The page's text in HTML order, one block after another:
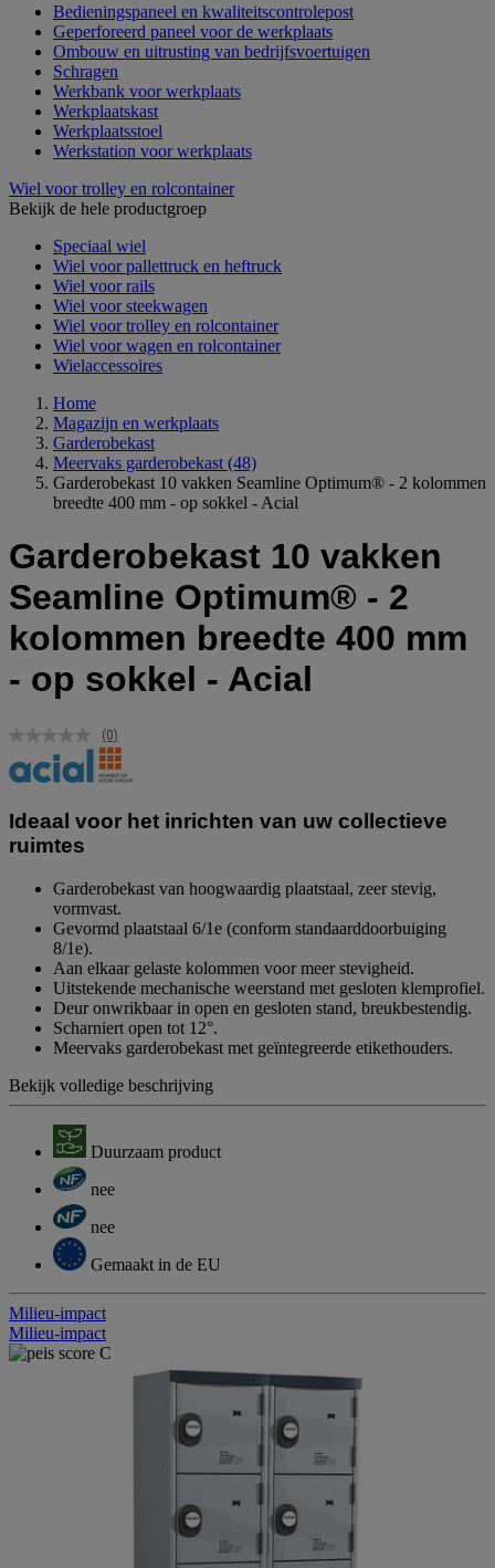
Bedieningspaneel en kwaliteitscontrolepost
Geperforeerd paneel voor de werkplaats
Ombouw en uitrusting van bedrijfsvoertuigen
Schragen
Werkbank voor werkplaats
Werkplaatskast
Werkplaatsstoel
Werkstation voor werkplaats
Wiel voor trolley en rolcontainer
Bekijk de hele productgroep
Speciaal wiel
Wiel voor pallettruck en heftruck
Wiel voor rails
Wiel voor steekwagen
Wiel voor trolley en rolcontainer
Wiel voor wagen en rolcontainer
Wielaccessoires
Home
Magazijn en werkplaats
Garderobekast
Meervaks garderobekast (48)
Garderobekast 10 vakken Seamline Optimum® - 2 kolommen
breedte 400 mm - op sokkel - Acial
Garderobekast 10 vakken
Seamline Optimum® - 2
kolommen breedte 400 mm
- op sokkel - Acial
Geen
scorewaarde.
Dezelfde
(0)
Ideaal voor het inrichten van uw collectieve
ruimtes
Garderobekast van hoogwaardig plaatstaal, zeer stevig,
vormvast.
Gevormd plaatstaal 6/1e (conform standaarddoorbuiging
8/1e).
Aan elkaar gelaste kolommen voor meer stevigheid.
Uitstekende mechanische weerstand met gesloten klemprofiel.
Deur onwrikbaar in open en gesloten stand, breukbestendig.
Scharniert open tot 12°.
Meervaks garderobekast met geïntegreerde etikethouders.
Bekijk volledige beschrijving
Duurzaam product
nee
nee
Gemaakt in de EU
Milieu-impact
Milieu-impact